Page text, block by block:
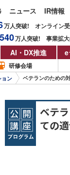
ニュース IR情報
万人突破! オンライン
540万人突破! 事業拡
AI・DX推進 e
研修会場
ョン ベテランのための
ベテ
ての